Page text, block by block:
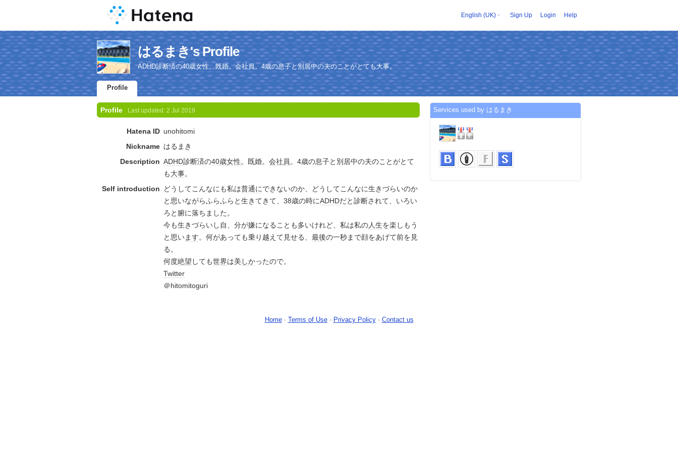
English (UK) Sign Up Login Help
はるまき's Profile
ADHD診断済の40歳女性。既婚。会社員。4歳の息子と別居中の夫のことがとても大事。
Profile
Profile Last updated: 2 Jul 2019
Hatena ID unohitomi
Nickname はるまき
Description ADHD診断済の40歳女性。既婚。 会社員。4歳の息子と別居中の夫のことがとて
も大事。
Self introduction
どうしてこんなにも私は普通にできないのか、どうしてこんなに生きづらいのか
と思いながらふらふらと生きてきて、38歳の時にADHDだと診断されて、いろい
ろと腑に落ちました。
今も生きづらいし自、分が嫌になることも多いけれど、私は私の人生を楽しもう
と思います。何があっても乗り越えて見せる、 最後の一秒まで顔をあげて前を見
る。
何度絶望 しても世界は美 しかったので。
Twitter
＠hitomitoguri
Services used by はるまき
Home- Terms of Use- Privacy Policy- Contact us